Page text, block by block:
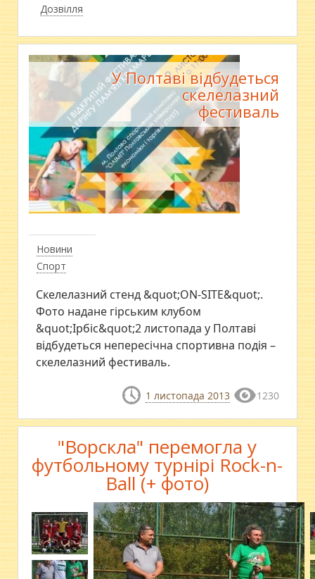
Дозвілля
Новини
Спорт
У Полтаві відбудеться
скелелазний
фестиваль
Скелелазний стенд &quot;ON-SITE&quot;.
Фото надане гірським клубом
&quot;Ірбіс&quot;2 листопада у Полтаві
відбудеться непересічна спортивна подія –
скелелазний фестиваль.
1 листопада 2013 1230
"Ворскла" перемогла у
футбольному турнірі Rock-n-
Ball (+ фото)